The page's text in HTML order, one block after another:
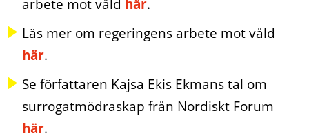
Läs mer om regeringens arbete mot våld
här.
Se författaren Kajsa Ekis Ekmans tal om
surrogatmödraskap från Nordiskt Forum
här.